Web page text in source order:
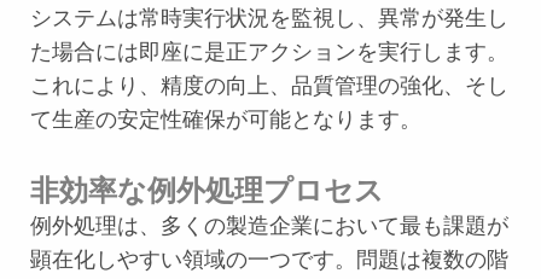
システムは常時実行状況を監視し、異常が発生し
た場合には即座に是正アクションを実行します。
これにより、精度の向上、品質管理の強化、そし
て生産の安定性確保が可能となります。
非効率な例外処理プロセス
例外処理は、多くの製造企業において最も課題が
顕在化しやすい領域の一つです。問題は複数の階